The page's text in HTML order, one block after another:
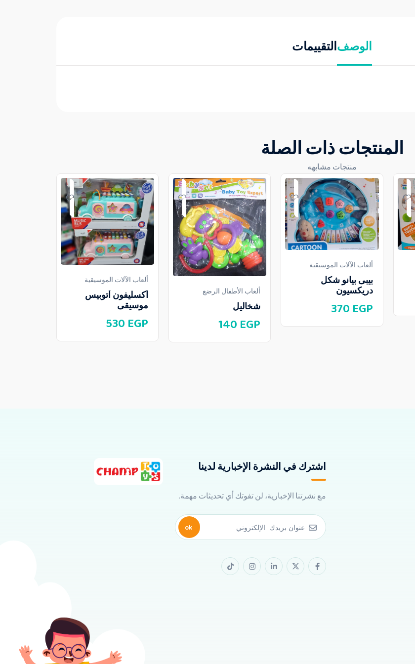
الوصفالتقييمات
المنتجات ذات الصلة
منتجات مشابهه
ألعاب الآلات الموسيقية
بيبى بيانو شكل
دريكسيون
370 EGP
ألعاب الأطفال الرضع
شخاليل
140 EGP
ألعاب الآلات الموسيقية
أكسليفون أتوبيس
موسيقى
530 EGP
اشترك في النشرة الإخبارية لدينا
مع نشرتنا الإخبارية، لن تفوتك أي تحديثات مهمة.
ok